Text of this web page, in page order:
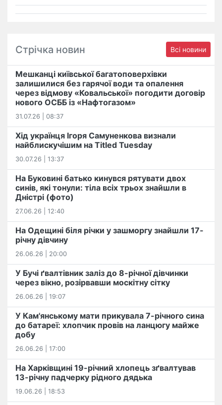
Стрічка новин Всі новини
Мешканці київської багатоповерхівки
залишилися без гарячої води та опалення
через відмову «Ковальської» погодити договір
нового ОСББ із «Нафтогазом»
31.07.26 | 08:37
Хід українця Ігоря Самуненкова визнали
найблискучішим на Titled Tuesday
30.07.26 | 13:37
На Буковині батько кинувся рятувати двох
синів, які тонули: тіла всіх трьох знайшли в
Дністрі (фото)
27.06.26 | 12:40
На Одещині біля річки у зашморгу знайшли 17-
річну дівчину
26.06.26 | 20:00
У Бучі ґвалтівник заліз до 8-річної дівчинки
через вікно, розірвавши москітну сітку
26.06.26 | 19:07
У Кам'янському мати прикувала 7-річного сина
до батареї: хлопчик провів на ланцюгу майже
добу
26.06.26 | 17:00
На Харківщині 19-річний хлопець​ ️зґвалтував
13-річну падчерку рідного дядька
19.06.26 | 18:53